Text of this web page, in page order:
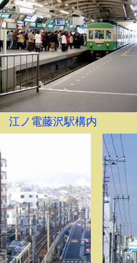
江ノ電藤沢駅構内